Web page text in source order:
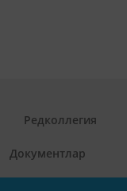
Редколлегия
Документлар